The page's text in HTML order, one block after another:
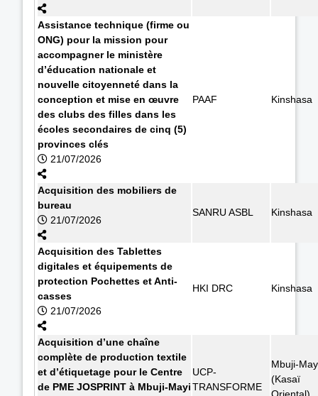
Assistance technique (firme ou
ONG) pour la mission pour
accompagner le ministère
d’éducation nationale et
nouvelle citoyenneté dans la
conception et mise en œuvre
des clubs des filles dans les
écoles secondaires de cinq (5)
provinces clés
21/07/2026
PAAF Kinshasa
Acquisition des mobiliers de
bureau
21/07/2026
SANRU ASBL Kinshasa
Acquisition des Tablettes
digitales et équipements de
protection Pochettes et Anti-
casses
21/07/2026
HKI DRC Kinshasa
Acquisition d’une chaîne
complète de production textile
et d’étiquetage pour le Centre
de PME JOSPRINT à Mbuji-Mayi
UCP-
TRANSFORME
Mbuji-
(Kasaï
Oriental)